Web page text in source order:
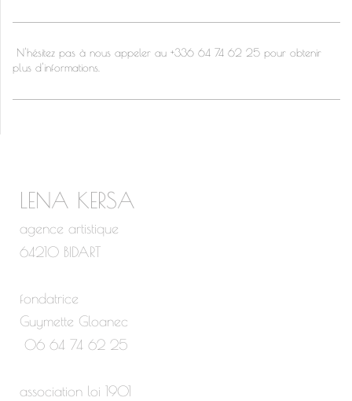
N'hésitez pas à nous appeler au +336 64 74 62 25 pour obtenir
plus d'informations.
LENA KERSA
agence artistique
64210 BIDART
fondatrice
Guymette Gloanec
06 64 74 62 25
association loi 1901